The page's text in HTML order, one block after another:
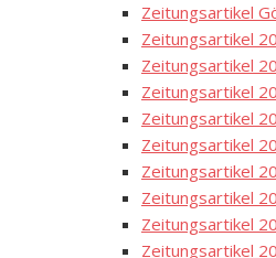
Zeitungsartikel
Zeitungsartikel
Zeitungsartikel
Zeitungsartikel
Zeitungsartikel
Zeitungsartikel
Zeitungsartikel
Zeitungsartikel
Zeitungsartikel
Zeitungsartikel